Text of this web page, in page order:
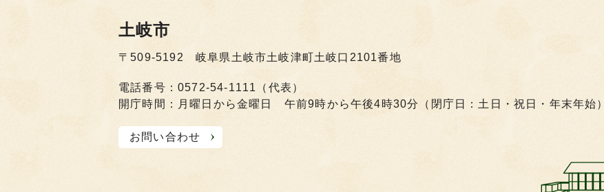
土岐市
〒509-5192 岐阜県土岐市土岐津町土岐口2101番地
電話番号：0572-54-1111（代表）
開庁時間：月曜日から金曜日 午前9時から午後4時30分（閉庁日：土日・祝日・年末年始）
お問い合わせ